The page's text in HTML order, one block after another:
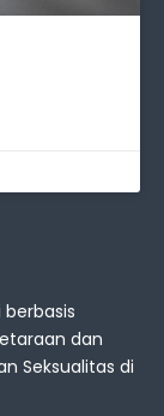
dan
Seksualitas di